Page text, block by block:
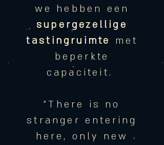
we hebben een
supergezellige
tastingruimte met
beperkte
capaciteit.
"There is no
stranger entering
here, only new